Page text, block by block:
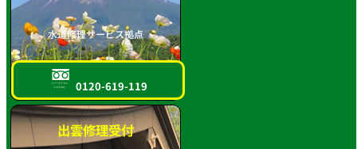
水道修理サービス拠点
フリーダイヤル
スマホOK!! 0120-619-119
出雲修理受付